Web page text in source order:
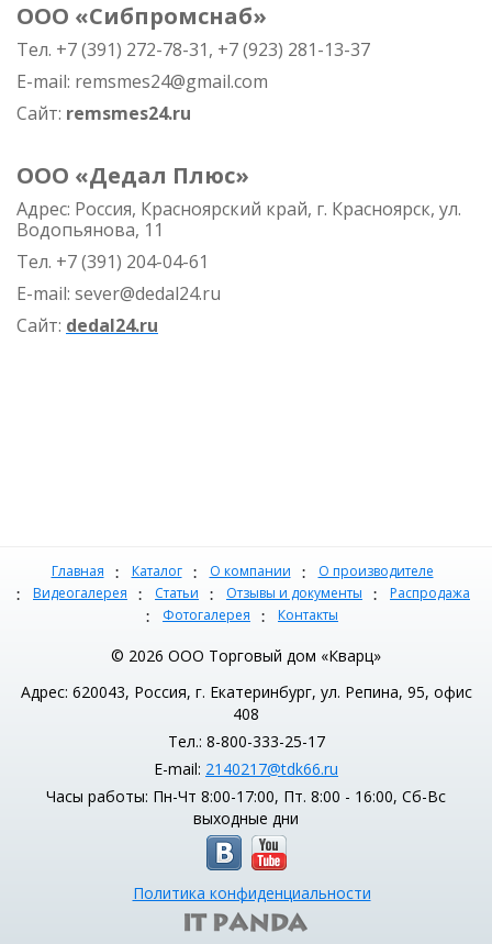
ООО «Сибпромснаб»
Тел. +7 (391) 272-78-31, +7 (923) 281-13-37
E-mail: remsmes24@gmail.com
Сайт: remsmes24.ru
ООО «Дедал Плюс»
Адрес: Россия, Красноярский край, г. Красноярск, ул.
Водопьянова, 11
Тел. +7 (391) 204-04-61
E-mail: sever@dedal24.ru
Сайт: dedal24.ru
Главная Каталог О компании
О производителе
Видеогалерея
Статьи Отзывы и документы
Распродажа
Фотогалерея
Контакты
© 2026 ООО Торговый дом «Кварц»
Адрес: 620043, Россия, г. Екатеринбург, ул. Репина, 95, офис
408
Тел.: 8-800-333-25-17
E-mail: 2140217@tdk66.ru
Часы работы: Пн-Чт 8:00-17:00, Пт. 8:00 - 16:00, Сб-Вс
выходные дни
Политика конфиденциальности